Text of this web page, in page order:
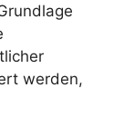
werden,